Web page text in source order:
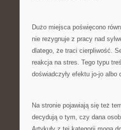
Dużo miejsca poświęcono
nie rezygnuje z pracy nad
dlatego, że traci cierpliwość.
reakcja na stres. Tego typu
doświadczyły efektu jo-jo albo
Na stronie pojawiają się też
decydują o tym, czy dana